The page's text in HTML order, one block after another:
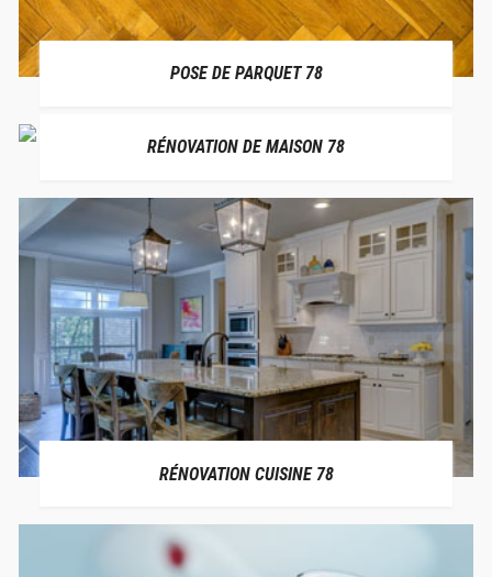
POSE DE PARQUET 78
RÉNOVATION DE MAISON 78
RÉNOVATION CUISINE 78